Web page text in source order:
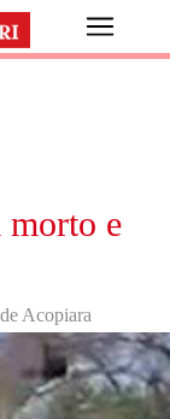
morto e
Acopiara